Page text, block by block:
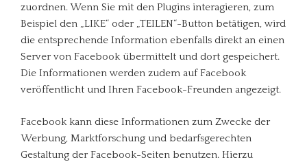
zuordnen. Wenn Sie mit den Plugins interagieren, zum
Beispiel den „LIKE“ oder „TEILEN“-Button betätigen, wird
die entsprechende Information ebenfalls direkt an einen
Server von Facebook übermittelt und dort gespeichert.
Die Informationen werden zudem auf Facebook
veröffentlicht und Ihren Facebook-Freunden angezeigt.
Facebook kann diese Informationen zum Zwecke der
Werbung, Marktforschung und bedarfsgerechten
Gestaltung der Facebook-Seiten benutzen. Hierzu